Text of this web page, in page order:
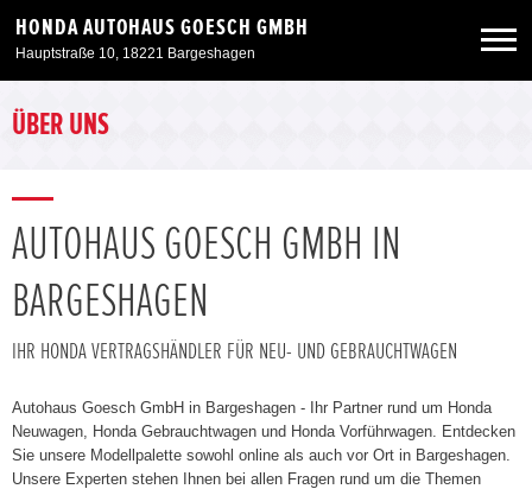
HONDA AUTOHAUS GOESCH GMBH
Hauptstraße 10, 18221 Bargeshagen
Neuwagen
Angebote
Unser Autohaus
ÜBER UNS
AUTOHAUS GOESCH GMBH IN
BARGESHAGEN
IHR HONDA VERTRAGSHÄNDLER FÜR NEU- UND GEBRAUCHTWAGEN
Autohaus Goesch GmbH in Bargeshagen - Ihr Partner rund um Honda
Neuwagen, Honda Gebrauchtwagen und Honda Vorführwagen. Entdecken
Sie unsere Modellpalette sowohl online als auch vor Ort in Bargeshagen.
Unsere Experten stehen Ihnen bei allen Fragen rund um die Themen